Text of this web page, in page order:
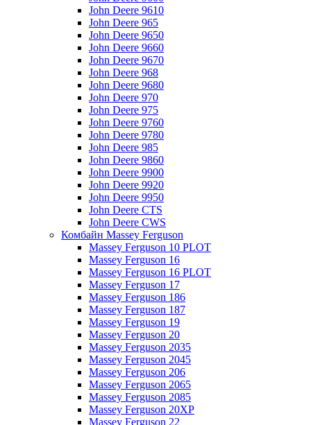
John Deere 9610
John Deere 965
John Deere 9650
John Deere 9660
John Deere 9670
John Deere 968
John Deere 9680
John Deere 970
John Deere 975
John Deere 9760
John Deere 9780
John Deere 985
John Deere 9860
John Deere 9900
John Deere 9920
John Deere 9950
John Deere CTS
John Deere CWS
Комбайн Massey Ferguson
Massey Ferguson 10 PLOT
Massey Ferguson 16
Massey Ferguson 16 PLOT
Massey Ferguson 17
Massey Ferguson 186
Massey Ferguson 187
Massey Ferguson 19
Massey Ferguson 20
Massey Ferguson 2035
Massey Ferguson 2045
Massey Ferguson 206
Massey Ferguson 2065
Massey Ferguson 2085
Massey Ferguson 20XP
Massey Ferguson 22